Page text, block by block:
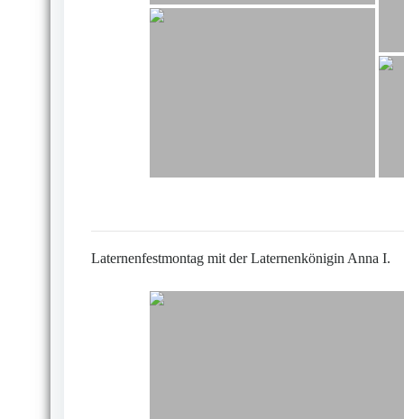
Laternenfestmontag mit der Laternenkönigin Anna I.